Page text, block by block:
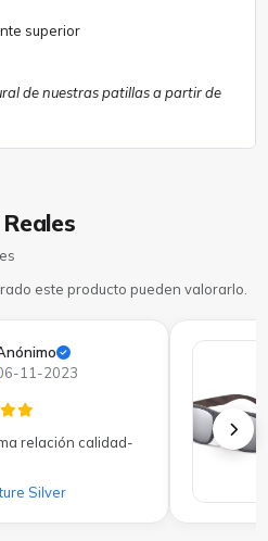
superior
de nuestras patillas a partir de
este producto pueden valorarlo.
11-2023
relación calidad-
Silver